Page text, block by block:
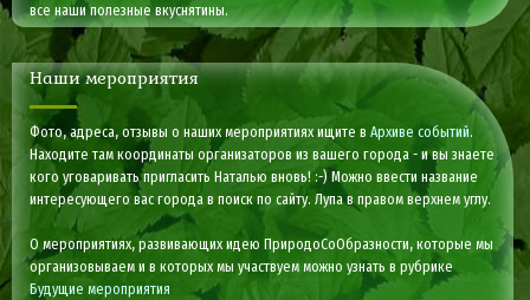
все наши полезные вкуснятины.
Наши мероприятия
Фото, адреса, отзывы о наших мероприятиях ищите вАрхиве событий.
Находите там координаты организаторов из вашего города - и вы знаете
кого уговаривать пригласить Наталью вновь! :-) Можно ввести название
интересующего вас города в поиск по сайту. Лупа в правом верхнем углу.
О мероприятиях, развивающих идею ПриродоСоОбразности, которые мы
организовываем и в которых мы участвуем можно узнать в рубрике
Будущие мероприятия